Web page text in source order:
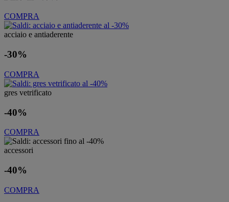
COMPRA
acciaio e antiaderente
-30%
COMPRA
gres vetrificato
-40%
COMPRA
accessori
-40%
COMPRA